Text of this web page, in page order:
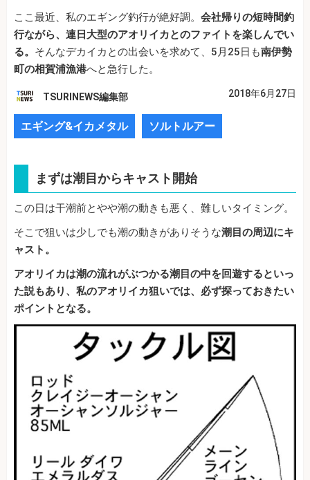
ここ最近、私のエギング釣行が絶好調。 会社帰りの短時間釣
行ながら、連日大型のアオリイカとのファイトを楽しんでい
る。 そんなデカイカとの出会いを求めて、5月25日も南伊勢
町の相賀浦漁港へと急行した。
TSURINEWS編集部 2018年6月27日
エギング&イカメタル ソルトルアー
まずは潮目からキャスト開始
この日は干潮前とやや潮の動きも悪く、難しいタイミング。
そこで狙いは少しでも潮の動きがありそうな潮目の周辺にキ
ャスト。
アオリイカは潮の流れがぶつかる潮目の中を回遊するといっ
た説もあり、私のアオリイカ狙いでは、必ず探っておきたい
ポイントとなる。